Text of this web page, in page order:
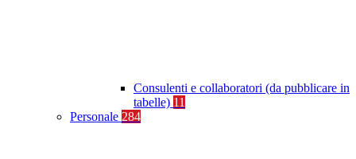
Consulenti e collaboratori (da pubblicare in
tabelle) 11
Personale 284